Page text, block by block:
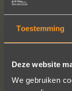
Toestemming
Deze website
We gebruiken